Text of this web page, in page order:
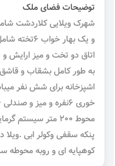
توضیحات فضای ملک
اتاق دو تخت و میز ارایش
به طور کامل بشقاب و قاشق
محوط ۲۰۰ متر
پنکه سقفی وکولر ابی
کوهپایه ای و روبه محوطه